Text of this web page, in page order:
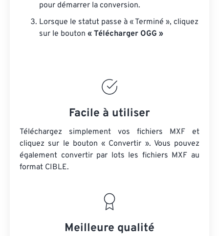
pour démarrer la conversion.
Lorsque le statut passe à « Terminé », cliquez
sur le bouton « Télécharger OGG »
Facile à utiliser
Téléchargez simplement vos fichiers MXF et
cliquez sur le bouton « Convertir ». Vous pouvez
également convertir par lots les fichiers MXF au
format CIBLE.
Meilleure qualité